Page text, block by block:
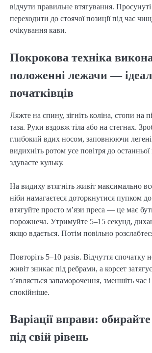
відчути правильне втягування.
переходити до стоячої позиції під час
очікування кави.
Покрокова техніка
положенні лежачи —
початківців
Ляжте на спину, зігніть коліна, стопи на
таза. Руки вздовж тіла або на стегнах.
глибокий вдих носом, заповнюючи
видихніть ротом усе повітря до останньої
здуваєте кульку.
На видиху втягніть живіт максимально
ніби намагаєтеся доторкнутися пупком
втягуйте просто м’язи преса — це має
порожнеча. Утримуйте 5–15 секунд,
якщо вдається. Потім повільно
Повторіть 5–10 разів. Відчуття спочатку
живіт зникає під ребрами, а корсет
з’являється запаморочення, зменшіть час
спокійніше.
Варіації вправи:
під свій рівень